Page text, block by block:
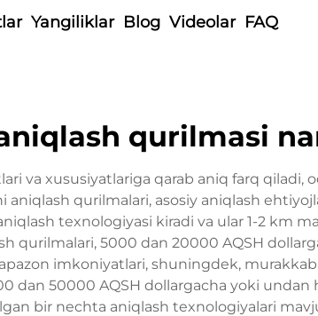
Yangiliklar Blog Videolar FAQ
qurilmasi
va xususiyatlariga qarab aniq farq qiladi,
qurilmalari, asosiy aniqlash
texnologiyasi kiradi va ular 1-2 km
qurilmalari, 5000 dan 20000 AQSH
imkoniyatlari, shuningdek,
dan 50000 AQSH dollargacha yoki
bir nechta aniqlash texnologiyalari